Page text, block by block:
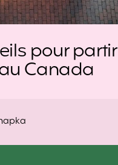
pour partir
Canada